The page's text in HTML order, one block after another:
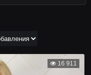
16 911